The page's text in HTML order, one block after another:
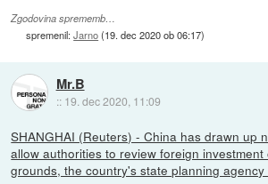
Zgodovina sprememb…
spremenil:Jarno(19. dec 2020 ob 06:17)
Mr.B
:: 19. dec 2020, 11:09
SHANGHAI (Reuters) - China has drawn up
allow authorities to review foreign
grounds, the country's state planning